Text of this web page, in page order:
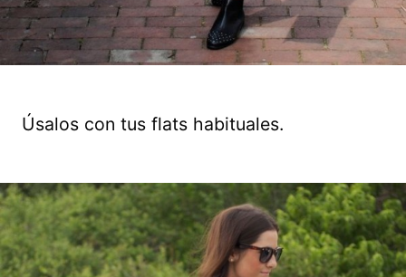
Úsalos con tus flats habituales.